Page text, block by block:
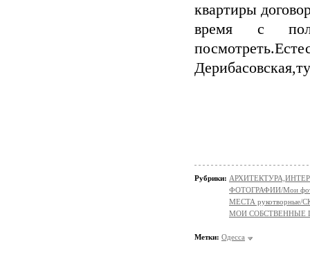
квартиры
время с
Рубрики:
ФОТОГРАФИИ/Мои
МЕСТА
МОИ СОБСТВЕННЫЕ
Метки: Одесса